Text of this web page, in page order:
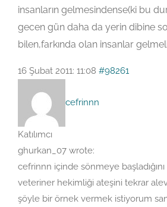
insanların gelmesindense(ki bu
gecen gün daha da yerin dibine
bilen,farkında olan insanlar
16 Şubat 2011: 11:08 #98261
cefrinnn
Katılımcı
ghurkan_07 wrote:
cefrinnn içinde sönmeye
veteriner hekimliği ateşini tekrar
şöyle bir örnek vermek istiyorum